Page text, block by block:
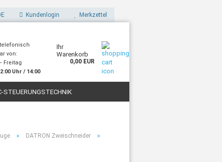
Kundenlogin Merkzettel
von:
Freitag
Uhr / 14:00
Ihr
Warenkorb
0,00 EUR
STEUERUNGSTECHNIK
» DATRON Zweischneider »